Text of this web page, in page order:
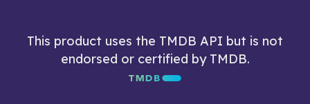
This product uses the TMDB API but is not
endorsed or certified by TMDB.